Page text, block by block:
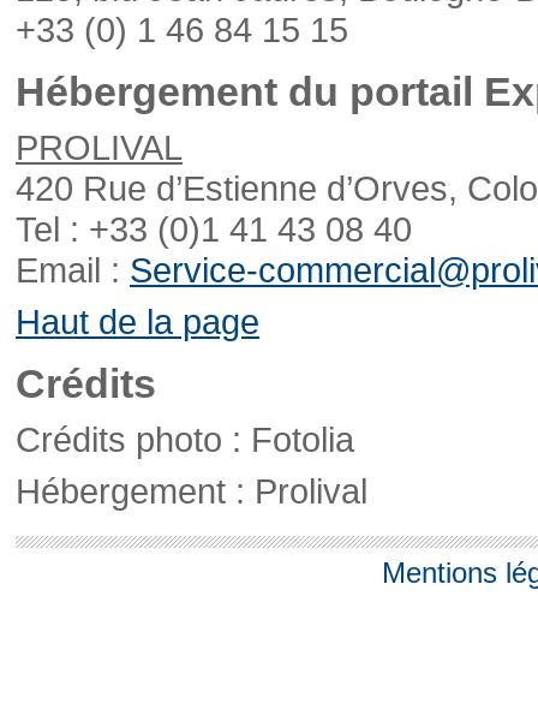
+33 (0) 1 46 84 15 15
Hébergement du portail
PROLIVAL
420 Rue d’Estienne d’Orves,
Tel : +33 (0)1 41 43 08 40
Email : Service-
Haut de la page
Crédits
Crédits photo : Fotolia
Hébergement : Prolival
Mentions